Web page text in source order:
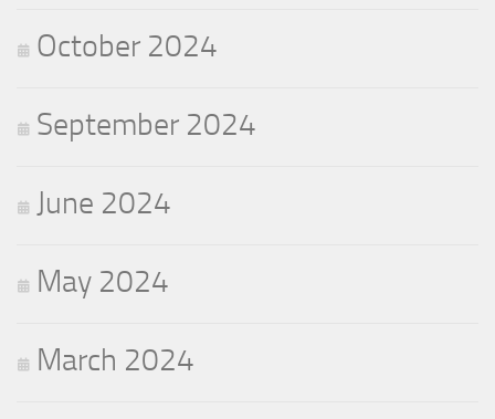
October 2024
September 2024
June 2024
May 2024
March 2024